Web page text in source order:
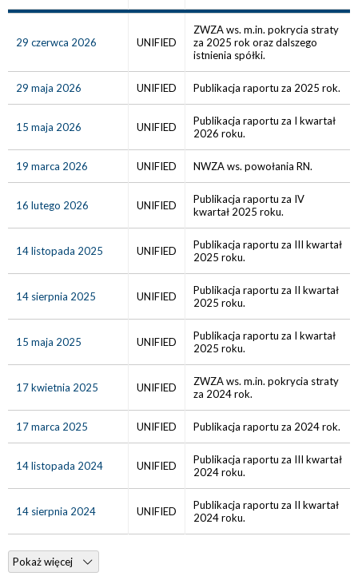
29 czerwca 2026 UNIFIED
ZWZA ws. m.in. pokrycia straty
za 2025 rok oraz dalszego
istnienia spółki.
29 maja 2026 UNIFIED Publikacja raportu za 2025 rok.
15 maja 2026 UNIFIED
Publikacja raportu za I kwartał
2026 roku.
19 marca 2026 UNIFIED NWZA ws. powołania RN.
16 lutego 2026 UNIFIED
Publikacja raportu za IV
kwartał 2025 roku.
14 listopada 2025 UNIFIED
Publikacja raportu za III kwartał
2025 roku.
14 sierpnia 2025 UNIFIED
Publikacja raportu za II kwartał
2025 roku.
15 maja 2025 UNIFIED
Publikacja raportu za I kwartał
2025 roku.
17 kwietnia 2025 UNIFIED
ZWZA ws. m.in. pokrycia straty
za 2024 rok.
17 marca 2025 UNIFIED Publikacja raportu za 2024 rok.
14 listopada 2024 UNIFIED
Publikacja raportu za III kwartał
2024 roku.
14 sierpnia 2024 UNIFIED
Publikacja raportu za II kwartał
2024 roku.
Pokaż więcej